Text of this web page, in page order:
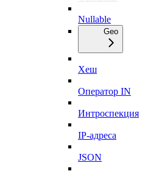
Nullable
Geo
Хеш
Оператор IN
Интроспекция
IP-адреса
JSON